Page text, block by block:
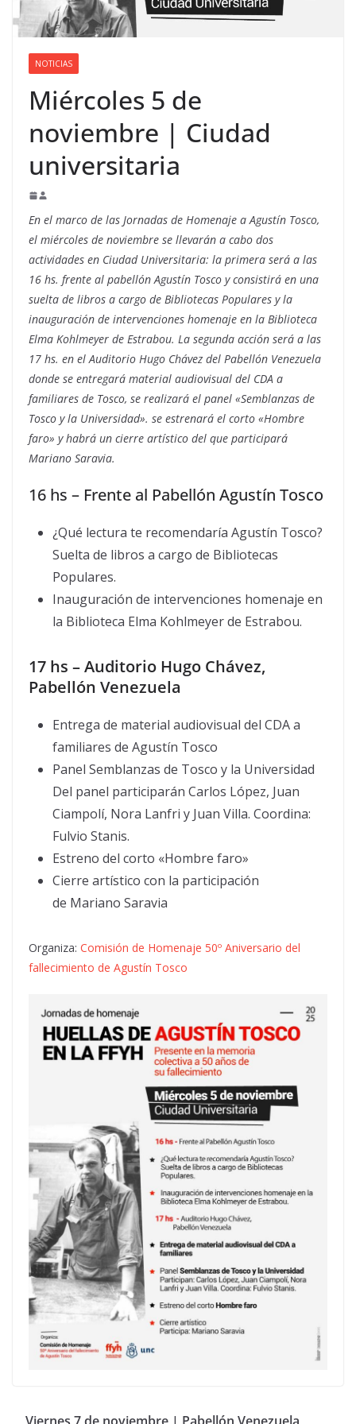
NOTICIAS
Miércoles 5 de
noviembre | Ciudad
universitaria
En el marco de las Jornadas de Homenaje a Agustín Tosco,
el miércoles de noviembre se llevarán a cabo dos
actividades en Ciudad Universitaria: la primera será a las
16 hs. frente al pabellón Agustín Tosco y consistirá en una
suelta de libros a cargo de Bibliotecas Populares y la
inauguración de intervenciones homenaje en la Biblioteca
Elma Kohlmeyer de Estrabou. La segunda acción será a las
17 hs. en el Auditorio Hugo Chávez del Pabellón Venezuela
donde se entregará material audiovisual del CDA a
familiares de Tosco, se realizará el panel «Semblanzas de
Tosco y la Universidad». se estrenará el corto «Hombre
faro» y habrá un cierre artístico del que participará
Mariano Saravia.
16 hs – Frente al Pabellón Agustín Tosco
¿Qué lectura te recomendaría Agustín Tosco?
Suelta de libros a cargo de Bibliotecas
Populares.
Inauguración de intervenciones homenaje en
la Biblioteca Elma Kohlmeyer de Estrabou.
17 hs – Auditorio Hugo Chávez,
Pabellón Venezuela
Entrega de material audiovisual del CDA a
familiares de Agustín Tosco
Panel Semblanzas de Tosco y la Universidad
Del panel participarán Carlos López, Juan
Ciampolí, Nora Lanfri y Juan Villa. Coordina:
Fulvio Stanis.
Estreno del corto «Hombre faro»
Cierre artístico con la participación
de Mariano Saravia
Organiza: Comisión de Homenaje 50º Aniversario del
fallecimiento de Agustín Tosco